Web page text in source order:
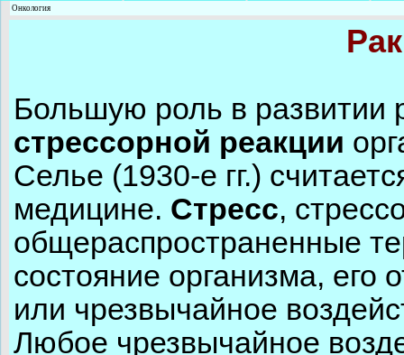
Онкология
Большую роль в развитии
стрессорной реакции
Селье (1930-е гг.)
медицине. Стресс,
общераспространенные
состояние организма, его
или чрезвычайное
Любое чрезвычайное